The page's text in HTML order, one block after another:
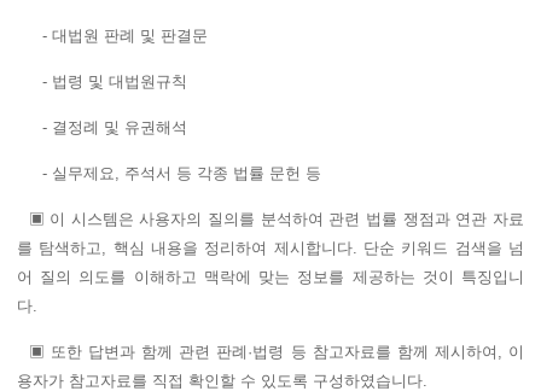
- 대법원 판례 및 판결문
- 법령 및 대법원규칙
- 결정례 및 유권해석
- 실무제요, 주석서 등 각종 법률 문헌 등
▣ 이 시스템은 사용자의 질의를 분석하여 관련 법률 쟁점과 연관 자료
를 탐색하고, 핵심 내용을 정리하여 제시합니다. 단순 키워드 검색을 넘
어 질의 의도를 이해하고 맥락에 맞는 정보를 제공하는 것이 특징입니
다.
▣ 또한 답변과 함께 관련 판례·법령 등 참고자료를 함께 제시하여, 이
용자가 참고자료를 직접 확인할 수 있도록 구성하였습니다.